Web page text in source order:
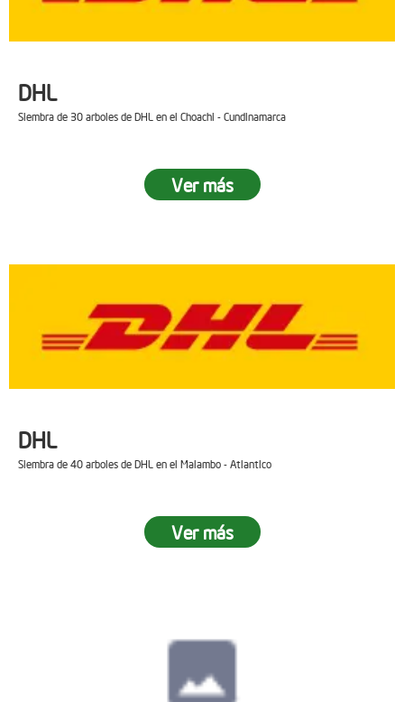
DHL
Siembra de 30 arboles de DHL en el Choachi - Cundinamarca
Ver más
DHL
Siembra de 40 arboles de DHL en el Malambo - Atlantico
Ver más